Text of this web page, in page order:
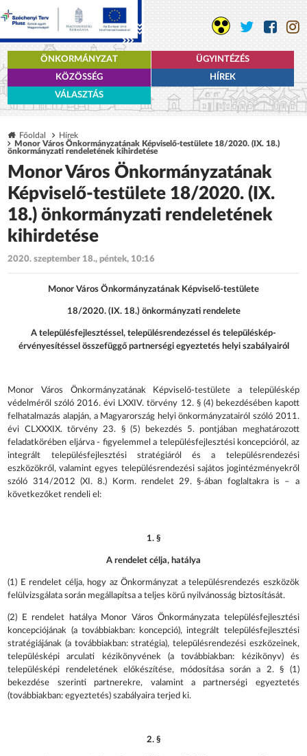
ÖNKORMÁNYZAT
ÜGYINTÉZÉS
KÖZÖSSÉG
HÍREK
VÁLASZTÁS
Főoldal
Hírek
Monor Város Önkormányzatának Képviselő-testülete 18/2020. (IX. 18.)
önkormányzati rendeletének kihirdetése
Monor Város Önkormányzatának
Képviselő-testülete 18/2020. (IX.
18.) önkormányzati rendeletének
kihirdetése
2020. szeptember 18., péntek, 10:16
Monor Város Önkormányzatának Képviselő-testülete
18/2020. (IX. 18.) önkormányzati rendelete
A településfejlesztéssel, településrendezéssel és településkép-
érvényesítéssel összefüggő partnerségi egyeztetés helyi szabályairól
Monor Város Önkormányzatának Képviselő-testülete a településkép
védelméről szóló 2016. évi LXXIV. törvény 12. § (4) bekezdésében kapott
felhatalmazás alapján, a Magyarország helyi önkormányzatairól szóló 2011.
évi CLXXXIX. törvény 23. § (5) bekezdés 5. pontjában meghatározott
feladatkörében eljárva - figyelemmel a településfejlesztési koncepcióról, az
integrált településfejlesztési stratégiáról és a településrendezési
eszközökről, valamint egyes településrendezési sajátos jogintézményekről
szóló 314/2012 (XI. 8.) Korm. rendelet 29. §-ában foglaltakra is – a
következőket rendeli el:
1. §
A rendelet célja, hatálya
(1) E rendelet célja, hogy az Önkormányzat a településrendezés eszközök
felülvizsgálata során megállapítsa a teljes körű nyilvánosság biztosítását.
(2) E rendelet hatálya Monor Város Önkormányzata településfejlesztési
koncepciójának (a továbbiakban: koncepció), integrált településfejlesztési
stratégiájának (a továbbiakban: stratégia), településrendezési eszközeinek,
településképi arculati kézikönyvének (a továbbiakban: kézikönyv) és
településképi rendeletének előkészítése, módosítása során a 2. § (1)
bekezdése szerinti partnerekre, valamint a partnerségi egyeztetés
(továbbiakban: egyeztetés) szabályaira terjed ki.
2. §